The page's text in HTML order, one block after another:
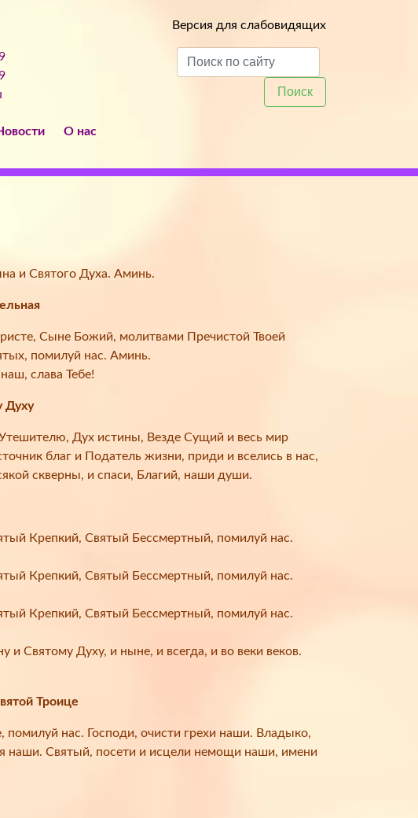
Версия для слабовидящих
Поиск
О нас
и Святого Духа. Аминь.
Сыне Божий, молитвами Пречистой Твоей
помилуй нас. Аминь.
слава Тебе!
Духу
Дух истины, Везде Сущий и весь мир
благ и Податель жизни, приди и вселись в нас,
скверны, и спаси, Благий, наши души.
Крепкий, Святый Бессмертный, помилуй нас.
Крепкий, Святый Бессмертный, помилуй нас.
Крепкий, Святый Бессмертный, помилуй нас.
и Святому Духу, и ныне, и всегда, и во веки веков.
Троице
помилуй нас. Господи, очисти грехи наши. Владыко,
наши. Святый, посети и исцели немощи наши, имени